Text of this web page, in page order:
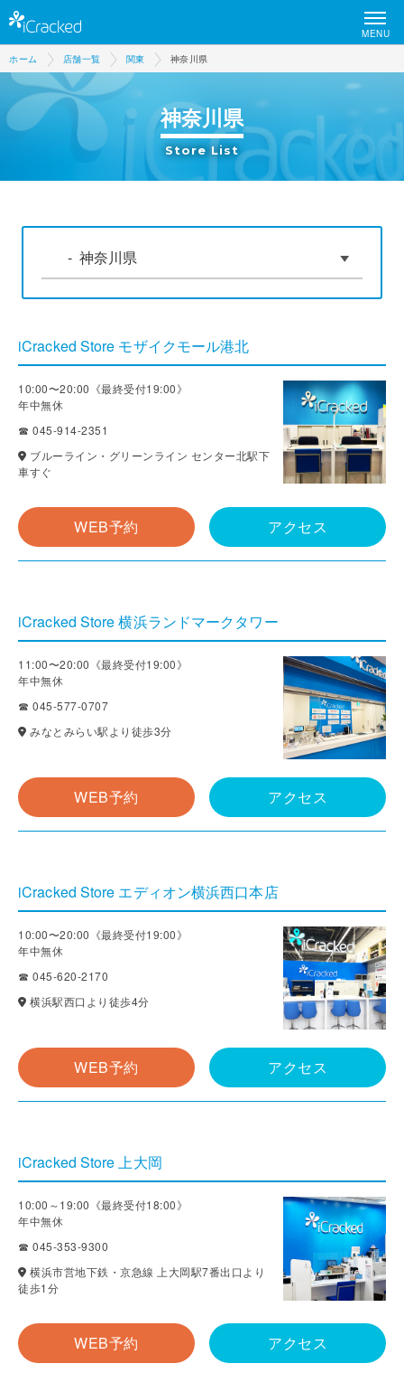
MENU
ホーム 店舗一覧 関東 神奈川県
神奈川県
Store List
iCracked Store モザイクモール港北
10:00〜20:00《最終受付19:00》
年中無休
☎ 045-914-2351
ブルーライン・グリーンライン センター北駅下
車すぐ
WEB予約 アクセス
iCracked Store 横浜ランドマークタワー
11:00〜20:00《最終受付19:00》
年中無休
☎ 045-577-0707
みなとみらい駅より徒歩3分
WEB予約 アクセス
iCracked Store エディオン横浜西口本店
10:00〜20:00《最終受付19:00》
年中無休
☎ 045-620-2170
横浜駅西口より徒歩4分
WEB予約 アクセス
iCracked Store 上大岡
10:00～19:00《最終受付18:00》
年中無休
☎ 045-353-9300
横浜市営地下鉄・京急線 上大岡駅7番出口より
徒歩1分
WEB予約 アクセス